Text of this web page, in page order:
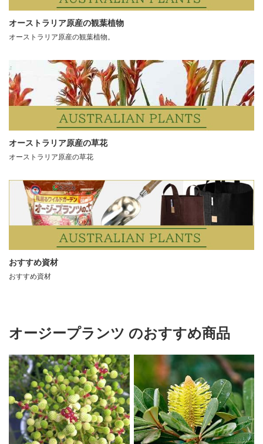
オーストラリア原産の観葉植物
オーストラリア原産の観葉植物。
オーストラリア原産の草花
オーストラリア原産の草花
おすすめ資材
おすすめ資材
オージープランツ のおすすめ商品